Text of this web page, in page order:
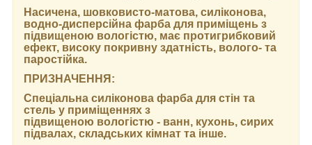
Насичена, шовковисто-матова, силіконова,
водно-дисперсійна фарба для приміщень з
підвищеною вологістю, має протигрибковий
ефект, високу покривну здатність, волого- та
паростійка.
ПРИЗНАЧЕННЯ:
Спеціальна силіконова фарба для стін та
стель у приміщеннях з
підвищеною вологістю - ванн, кухонь, сирих
підвалах, складських кімнат та інше.